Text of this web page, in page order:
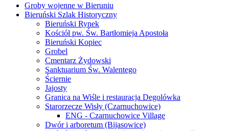
Groby wojenne w Bieruniu
Bieruński Szlak Historyczny
Bieruński Rynek
Kościół pw. Św. Bartłomieja Apostoła
Bieruński Kopiec
Grobel
Cmentarz Żydowski
Sanktuarium Św. Walentego
Ściernie
Jajosty
Granica na Wiśle i restauracja Degolówka
Starorzecze Wisły (Czarnuchowice)
ENG - Czarnuchowice Village
Dwór i arboretum (Bijasowice)